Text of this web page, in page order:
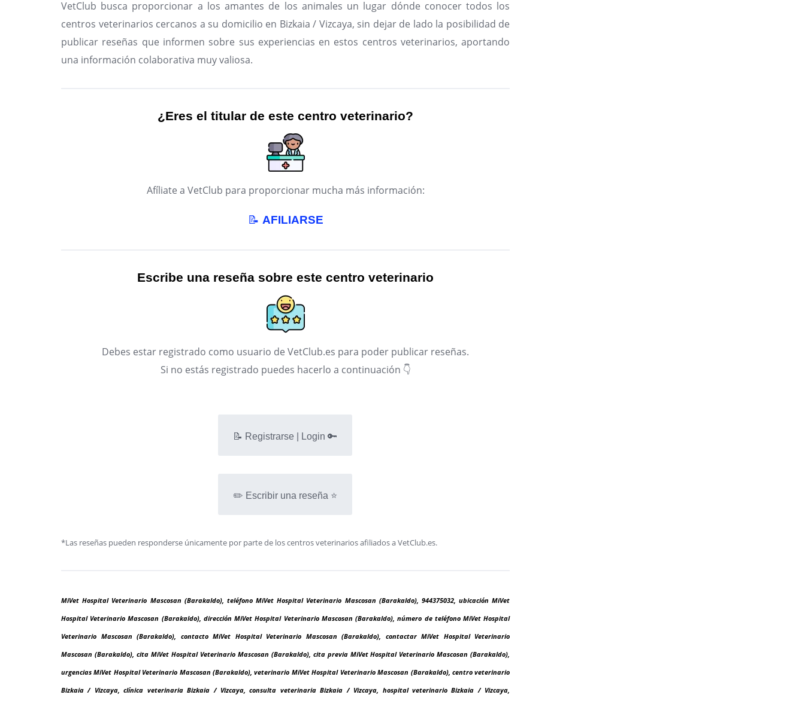
VetClub busca proporcionar a los amantes de los animales un lugar dónde conocer todos los
centros veterinarios cercanos a su domicilio en Bizkaia / Vizcaya, sin dejar de lado la posibilidad de
publicar reseñas que informen sobre sus experiencias en estos centros veterinarios, aportando
una información colaborativa muy valiosa.
¿Eres el titular de este centro veterinario?
Afíliate a VetClub para proporcionar mucha más información:
📝 AFILIARSE
Escribe una reseña sobre este centro veterinario
Debes estar registrado como usuario de VetClub.es para poder publicar reseñas.
Si no estás registrado puedes hacerlo a continuación 👇
📝 Registrarse | Login 🔑
✏️ Escribir una reseña ⭐
*Las reseñas pueden responderse únicamente por parte de los centros veterinarios afiliados a VetClub.es.
MiVet Hospital Veterinario Mascosan (Barakaldo), teléfono MiVet Hospital Veterinario Mascosan (Barakaldo), 944375032, ubicación MiVet
Hospital Veterinario Mascosan (Barakaldo), dirección MiVet Hospital Veterinario Mascosan (Barakaldo), número de teléfono MiVet Hospital
Veterinario Mascosan (Barakaldo), contacto MiVet Hospital Veterinario Mascosan (Barakaldo), contactar MiVet Hospital Veterinario
Mascosan (Barakaldo), cita MiVet Hospital Veterinario Mascosan (Barakaldo), cita previa MiVet Hospital Veterinario Mascosan (Barakaldo),
urgencias MiVet Hospital Veterinario Mascosan (Barakaldo), veterinario MiVet Hospital Veterinario Mascosan (Barakaldo), centro veterinario
Bizkaia / Vizcaya, clínica veterinaria Bizkaia / Vizcaya, consulta veterinaria Bizkaia / Vizcaya, hospital veterinario Bizkaia / Vizcaya,